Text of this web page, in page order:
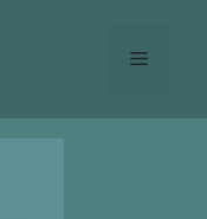
Menú